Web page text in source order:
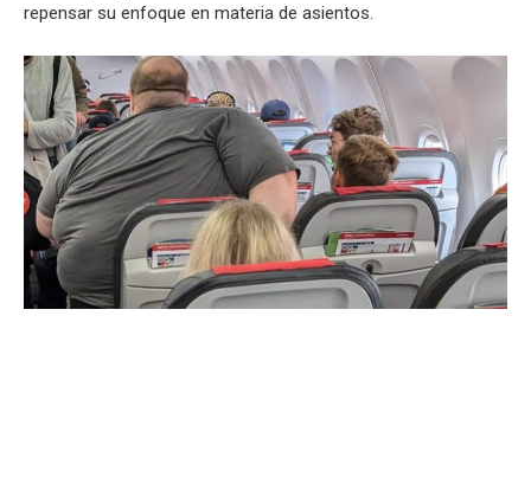
repensar su enfoque en materia de asientos.